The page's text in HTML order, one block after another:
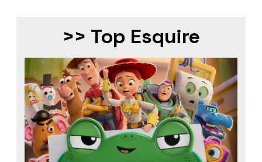
>> Top Esquire